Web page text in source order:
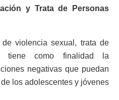
y Trata de Personas
violencia sexual, trata de
tiene como finalidad la
negativas que puedan
los adolescentes y jóvenes